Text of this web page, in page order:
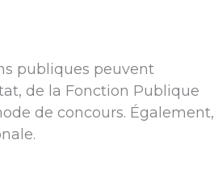
publiques peuvent
de la Fonction Publique
de concours. Également,